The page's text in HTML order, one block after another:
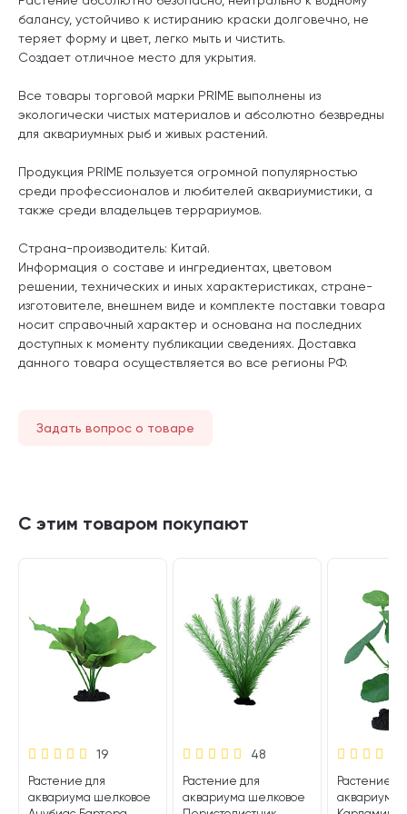
балансу, устойчиво к истиранию краски долговечно, не
теряет форму и цвет, легко мыть и чистить.
Создает отличное место для укрытия.
Все товары торговой марки PRIME выполнены из
экологически чистых материалов и абсолютно безвредны
для аквариумных рыб и живых растений.
Продукция PRIME пользуется огромной популярностью
среди профессионалов и любителей аквариумистики, а
также среди владельцев террариумов.
Страна-производитель: Китай.
Информация о составе и ингредиентах, цветовом
решении, технических и иных характеристиках, стране-
изготовителе, внешнем виде и комплекте поставки товара
носит справочный характер и основана на последних
доступных к моменту публикации сведениях. Доставка
данного товара осуществляется во все регионы РФ.
Задать вопрос о товаре
С этим товаром покупают
19
Растение для
аквариума шелковое
48
Растение для
аквариума шелковое
Растение
аквариума